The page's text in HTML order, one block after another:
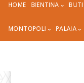
HOME BIENTINA BUTI
MONTOPOLI PALAIA